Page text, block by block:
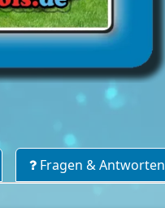
Fragen & Antworten